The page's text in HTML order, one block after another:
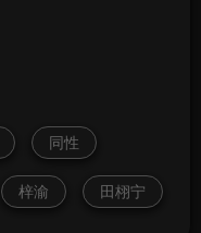
同性
梓渝 田栩宁